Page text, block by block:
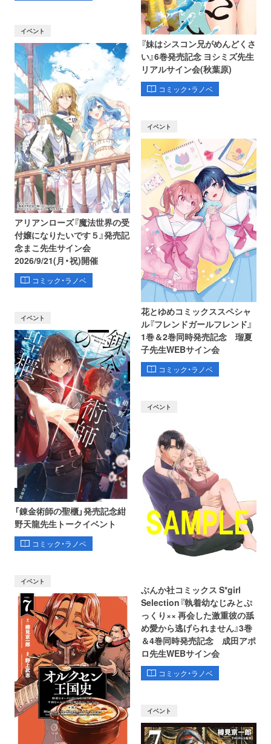
『妹はシスコン兄がめんどくさ
い』6巻発売記念 ヨシミズ先生
リアルサイン会(秋葉原)
コミック・ラノベ
イベント
アリアンローズ『魔法世界の受
付嬢になりたいです５』発売記
念まこ先生サイン会
2026/9/21(月・祝)開催
コミック・ラノベ
イベント
花とゆめコミックススペシャ
ル『フレンドガールフレンド』
1巻＆2巻同時発売記念 瑠夏
子先生WEBサイン会
コミック・ラノベ
イベント
「錬金術師の聖櫃」発売記念紺
野天龍先生トークイベント
コミック・ラノベ
イベント
ぶんか社コミックス S*girl
Selection『執着幼なじみとぷ
っくり×× 再会した激重彼の舐
め愛から逃げられません』3巻
＆4巻同時発売記念 成田アポ
ロ先生WEBサイン会
コミック・ラノベ
イベント
イベント